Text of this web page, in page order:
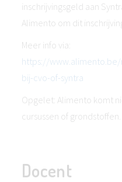
inschrijvingsgeld aan
Alimento om dit
Meer info via:
https://
bij-cvo-of-syntra
Opgelet: Alimento komt
cursussen of grondstoffen.
Docent